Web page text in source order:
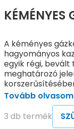
KÉMÉNYES
A kéményes
hagyományos
egyik régi, bevált
meghatározó
A kéményes
amelyek
vizet is.
Tovább
3 db termék